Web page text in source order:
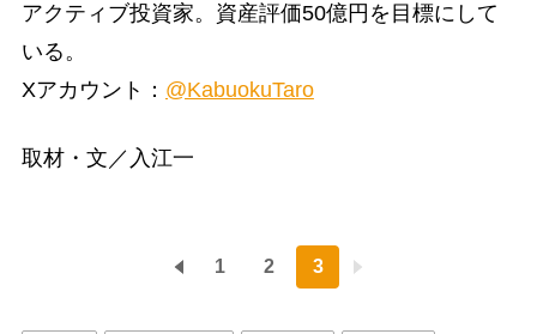
アクティブ投資家。資産評価50億円を目標にして
いる。
Xアカウント： @KabuokuTaro
取材・文／入江一
1 2 3